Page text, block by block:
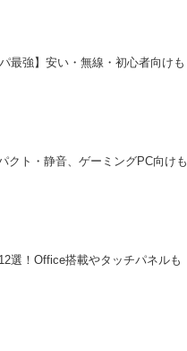
最強】安い・無線・初心者向けも
クト・静音、ゲーミングPC向けも
選！Office搭載やタッチパネルも